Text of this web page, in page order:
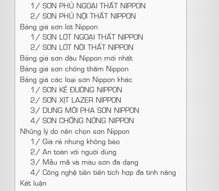
1/ SƠN PHỦ NGOẠI THẤT NIPPON
2/ SƠN PHỦ NỘI THẤT NIPPON
Bảng giá sơn lót Nippon
1/ SƠN LÓT NGOẠI THẤT NIPPON
2/ SƠN LÓT NỘI THẤT NIPPON
Bảng giá sơn dầu Nippon mới nhất
Bảng giá sơn chống thấm Nippon
Bảng giá các loại sơn Nippon khác
1/ SƠN KẺ ĐƯỜNG NIPPON
2/ SƠN XỊT LAZER NIPPON
3/ DUNG MÔI PHA SƠN NIPPON
4/ SƠN CHỐNG NÓNG NIPPON
Những lý do nên chọn sơn Nippon
1/ Giá rẻ nhưng không bèo
2/ An toàn với người dùng
3/ Mẫu mã và màu sơn đa dạng
4/ Công nghệ tiên tiến tích hợp đa tính năng
Kết luận